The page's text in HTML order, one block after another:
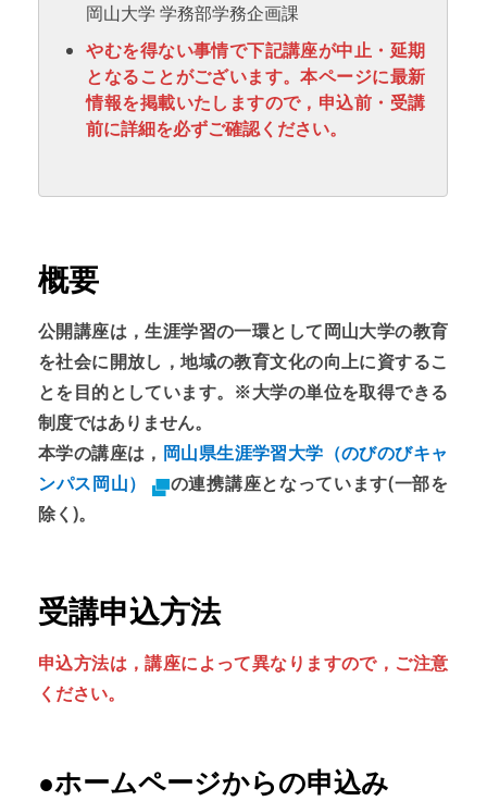
岡山大学 学務部学務企画課
やむを得ない事情で下記講座が中止・延期
となることがございます。本ページに最新
情報を掲載いたしますので，申込前・受講
前に詳細を必ずご確認ください。
概要
公開講座は，生涯学習の一環として岡山大学の教育
を社会に開放し，地域の教育文化の向上に資するこ
とを目的としています。※大学の単位を取得できる
制度ではありません。
本学の講座は， 岡山県生涯学習大学（のびのびキャ
ンパス岡山）
の連携講座となっています(一部を
除く)。
受講申込方法
申込方法は，講座によって異なりますので，ご注意
ください。
●ホームページからの申込み